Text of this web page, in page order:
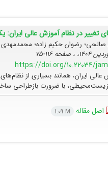
تغییر در نظام آموزش عالی ایران:
صالحی؛ رضوان حکیم زاده؛ محمدمهدی
116-75
https://doi.org/10.22034/
عالی ایران، همانند بسیاری از
زیست‌محیطی، با ضرورت بازطراحی
اصل مقاله 1.09 M